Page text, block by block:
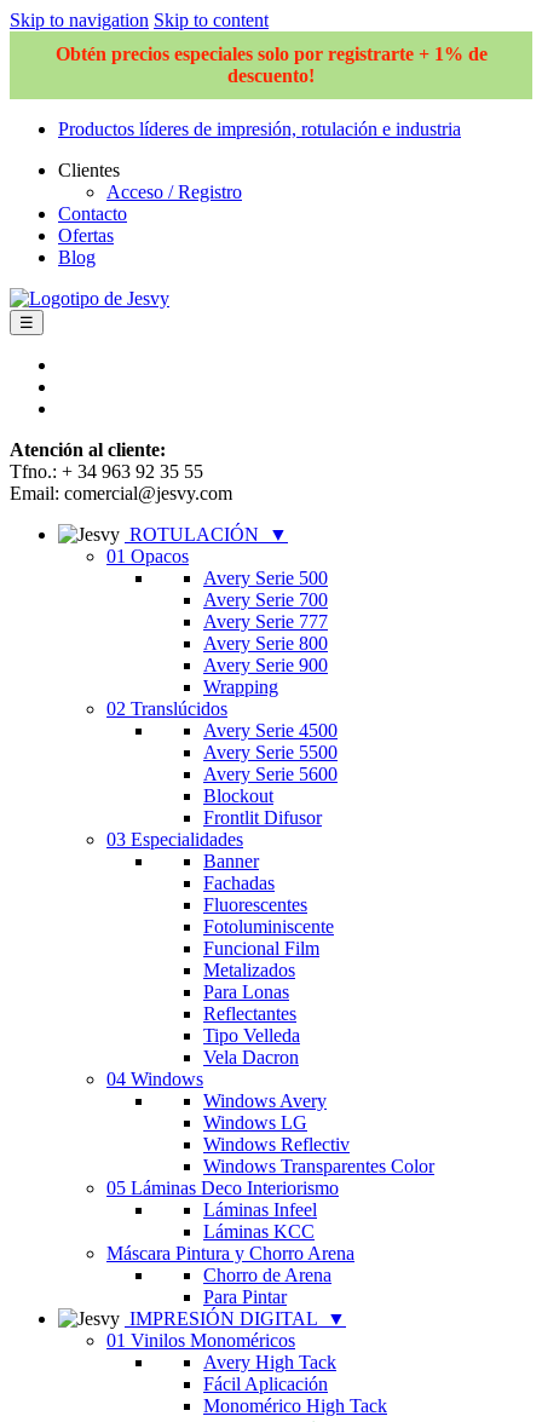
Skip to navigation Skip to content
Obtén precios especiales solo por registrarte + 1% de
descuento!
Productos líderes de impresión, rotulación e industria
Clientes
Acceso / Registro
Contacto
Ofertas
Blog
☰
Atención al cliente:
Tfno.: + 34 963 92 35 55
Email: comercial@jesvy.com
ROTULACIÓN
▼
01 Opacos
Avery Serie 500
Avery Serie 700
Avery Serie 777
Avery Serie 800
Avery Serie 900
Wrapping
02 Translúcidos
Avery Serie 4500
Avery Serie 5500
Avery Serie 5600
Blockout
Frontlit Difusor
03 Especialidades
Banner
Fachadas
Fluorescentes
Fotoluminiscente
Funcional Film
Metalizados
Para Lonas
Reflectantes
Tipo Velleda
Vela Dacron
04 Windows
Windows Avery
Windows LG
Windows Reflectiv
Windows Transparentes Color
05 Láminas Deco Interiorismo
Láminas Infeel
Láminas KCC
Máscara Pintura y Chorro Arena
Chorro de Arena
Para Pintar
IMPRESIÓN DIGITAL
▼
01 Vinilos Monoméricos
Avery High Tack
Fácil Aplicación
Monomérico High Tack